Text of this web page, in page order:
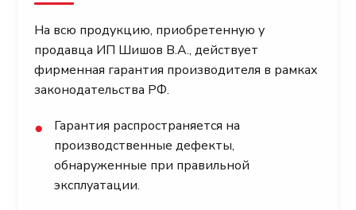
На всю продукцию, приобретенную у
продавца ИП Шишов В.А., действует
фирменная гарантия производителя в рамках
законодательства РФ.
●
Гарантия распространяется на
производственные дефекты,
обнаруженные при правильной
эксплуатации.